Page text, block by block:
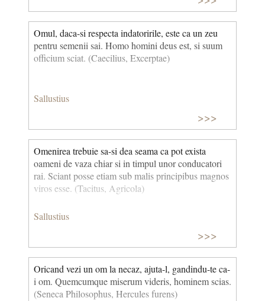
Omul, daca-si respecta indatoririle, este ca un zeu
pentru semenii sai. Homo homini deus est, si suum
officium sciat. (Caecilius, Excerptae)
Sallustius
>>>
Omenirea trebuie sa-si dea seama ca pot exista
oameni de vaza chiar si in timpul unor conducatori
rai. Sciant posse etiam sub malis principibus magnos
viros esse. (Tacitus, Agricola)
Sallustius
>>>
Oricand vezi un om la necaz, ajuta-l, gandindu-te ca-
i om. Quemcumque miserum videris, hominem scias.
(Seneca Philosophus, Hercules furens)